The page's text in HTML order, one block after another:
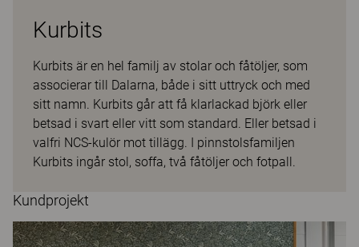
Kurbits
Kurbits är en hel familj av stolar och fåtöljer, som
associerar till Dalarna, både i sitt uttryck och med
sitt namn. Kurbits går att få klarlackad björk eller
betsad i svart eller vitt som standard. Eller betsad i
valfri NCS-kulör mot tillägg. I pinnstolsfamiljen
Kurbits ingår stol, soffa, två fåtöljer och fotpall.
Kundprojekt